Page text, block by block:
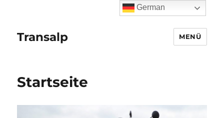
Transalp MENÜ
Startseite
German